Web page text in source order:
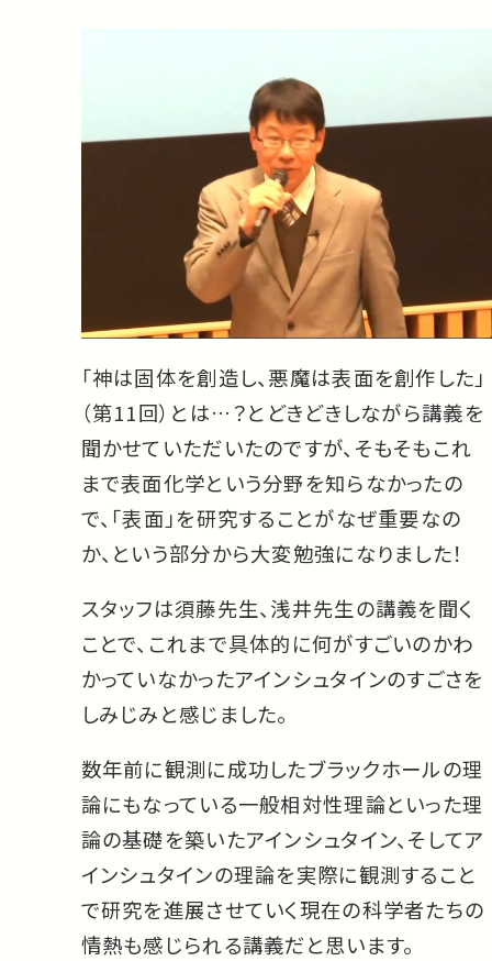
「神は固体を創造し、悪魔は表面を創作した」
（第11回）とは…？とどきどきしながら講義を
聞かせていただいたのですが、そもそもこれ
まで表面化学という分野を知らなかったの
で、「表面」を研究することがなぜ重要なの
か、という部分から大変勉強になりました！
スタッフは須藤先生、浅井先生の講義を聞く
ことで、これまで具体的に何がすごいのかわ
かっていなかったアインシュタインのすごさを
しみじみと感じました。
数年前に観測に成功したブラックホールの理
論にもなっている一般相対性理論といった理
論の基礎を築いたアインシュタイン、そしてア
インシュタインの理論を実際に観測すること
で研究を進展させていく現在の科学者たちの
情熱も感じられる講義だと思います。